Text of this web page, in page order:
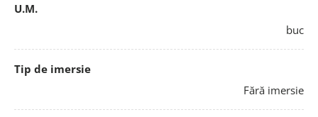
U.M.
buc
Tip de imersie
Fără imersie